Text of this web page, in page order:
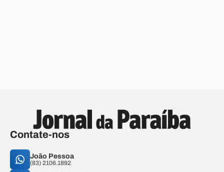
Contate-nos
João Pessoa
(83) 2106.1892